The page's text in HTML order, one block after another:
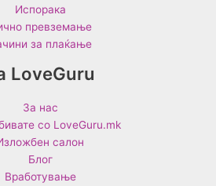
Испорака
превземање
за плаќање
LoveGuru
За нас
со LoveGuru.mk
салон
Блог
Вработување